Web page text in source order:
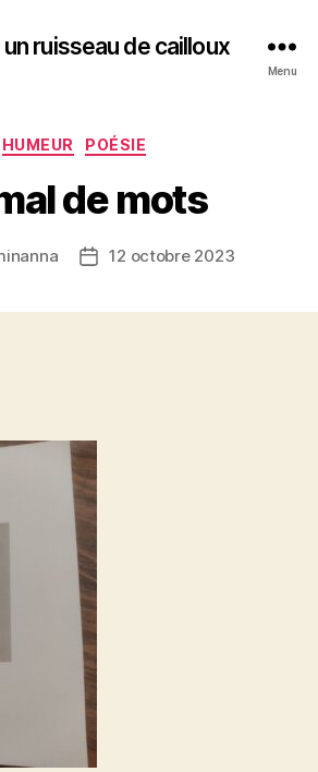
ruisseau de cailloux
Menu
Catégories
HUMEUR POÉSIE
de mots
Date12 octobre 2023